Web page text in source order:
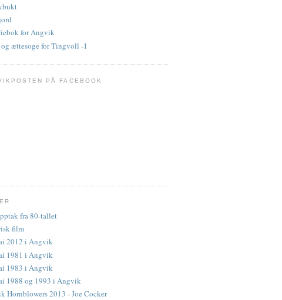
for Angvik
og ættesoge for Tingvoll -1
PÅ FACEBOOK
fra 80-tallet
film
2012 i Angvik
1981 i Angvik
1983 i Angvik
1988 og 1993 i Angvik
Hornblowers 2013 - Joe Cocker